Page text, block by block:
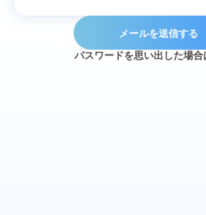
メールを送信する
パスワードを思い出した場合